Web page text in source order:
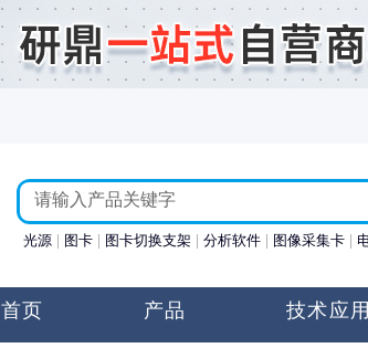
光源 图卡 图卡切换支架 分析软件 图像采集卡
首页 产品 技术应用